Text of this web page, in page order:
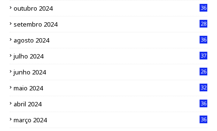
outubro 2024 36
setembro 2024 28
agosto 2024 36
julho 2024 37
junho 2024 26
maio 2024 32
abril 2024 36
março 2024 36